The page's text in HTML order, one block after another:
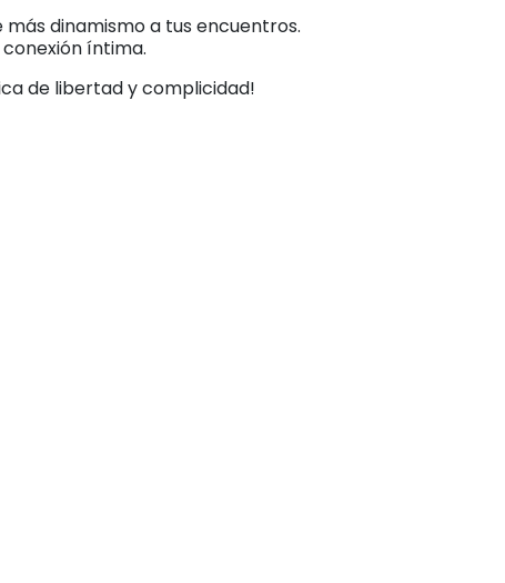
dinamismo a tus encuentros.
íntima.
de libertad y complicidad!